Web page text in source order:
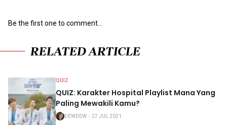
Be the first one to comment...
RELATED ARTICLE
QUIZ
QUIZ: Karakter Hospital Playlist Mana Yang
Paling Mewakili Kamu?
DEWDEW ・ 27 JUL 2021